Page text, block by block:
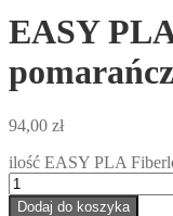
EASY
94,00 zł
ilość EASY PLA
Dodaj do koszyka